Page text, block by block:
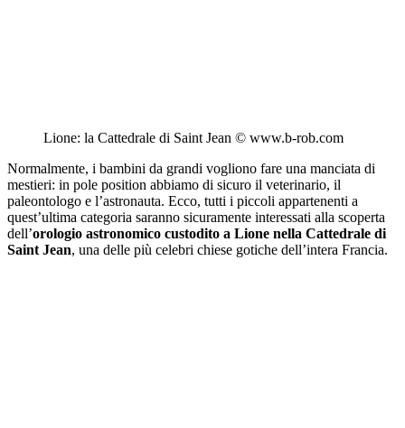
Lione: la Cattedrale di Saint Jean © www.b-rob.com
Normalmente, i bambini da grandi vogliono fare una manciata di
mestieri: in pole position abbiamo di sicuro il veterinario, il
paleontologo e l’astronauta. Ecco, tutti i piccoli appartenenti a
quest’ultima categoria saranno sicuramente interessati alla scoperta
dell’orologio astronomico custodito a Lione nella Cattedrale di
Saint Jean, una delle più celebri chiese gotiche dell’intera Francia.